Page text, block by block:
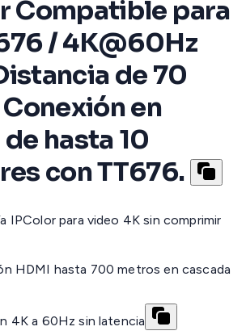
Compatible para
/ 4K@60Hz
de 70
en
hasta 10
con TT676.
IPColor para video 4K sin comprimir
HDMI hasta 700 metros en cascada
4K a 60Hz sin latencia